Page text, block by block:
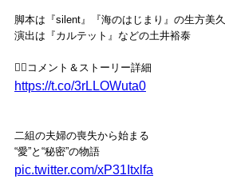
脚本は『silent』『海のはじまり』の生方美久
演出は『カルテット』などの土井裕泰
✍🏻コメント＆ストーリー詳細
https://t.co/3rLLOWuta0
二組の夫婦の喪失から始まる
“愛”と“秘密”の物語
pic.twitter.com/xP31Itxlfa